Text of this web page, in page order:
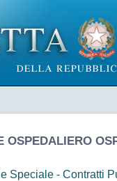
OSPEDALIERO
Speciale - Contratti